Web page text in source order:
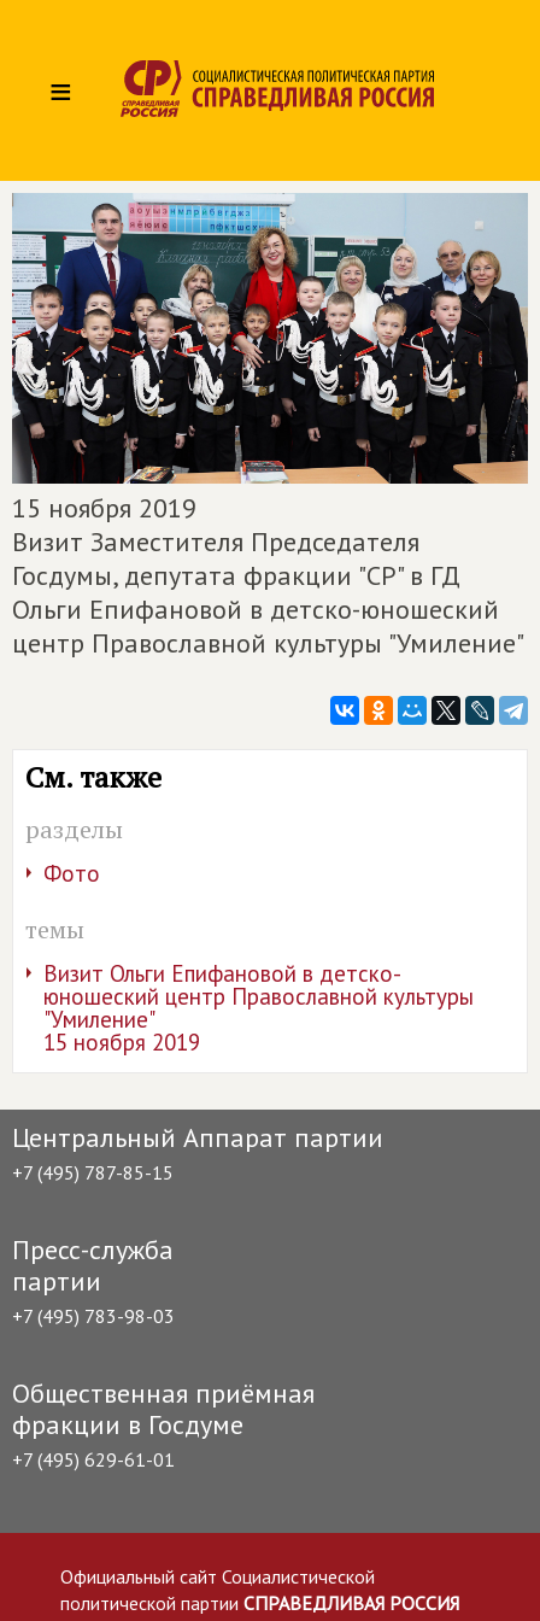
≡
15 ноября 2019
Визит Заместителя Председателя
Госдумы, депутата фракции "СР" в ГД
Ольги Епифановой в детско-юношеский
центр Православной культуры "Умиление"
См. также
разделы
Фото
темы
Визит Ольги Епифановой в детско-
юношеский центр Православной культуры
"Умиление"
15 ноября 2019
Центральный Аппарат партии
+7 (495) 787-85-15
Пресс-служба
партии
+7 (495) 783-98-03
Общественная приёмная
фракции в Госдуме
+7 (495) 629-61-01
Официальный сайт Социалистической
политической партии СПРАВЕДЛИВАЯ РОССИЯ